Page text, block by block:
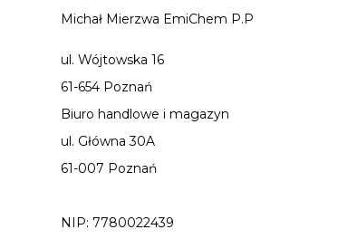
Michał Mierzwa EmiChem P.P
ul. Wójtowska 16
61-654 Poznań
Biuro handlowe i magazyn
ul. Główna 30A
61-007 Poznań
NIP: 7780022439